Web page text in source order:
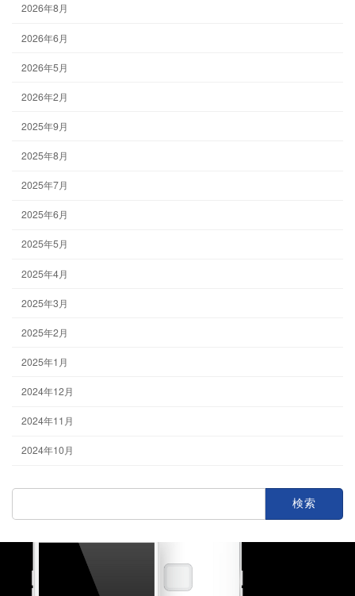
2026年8月
2026年6月
2026年5月
2026年2月
2025年9月
2025年8月
2025年7月
2025年6月
2025年5月
2025年4月
2025年3月
2025年2月
2025年1月
2024年12月
2024年11月
2024年10月
検